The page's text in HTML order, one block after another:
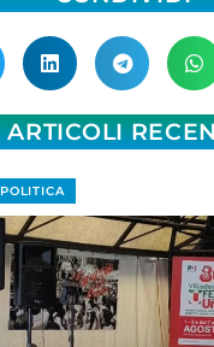
ARTICOLI
POLITICA